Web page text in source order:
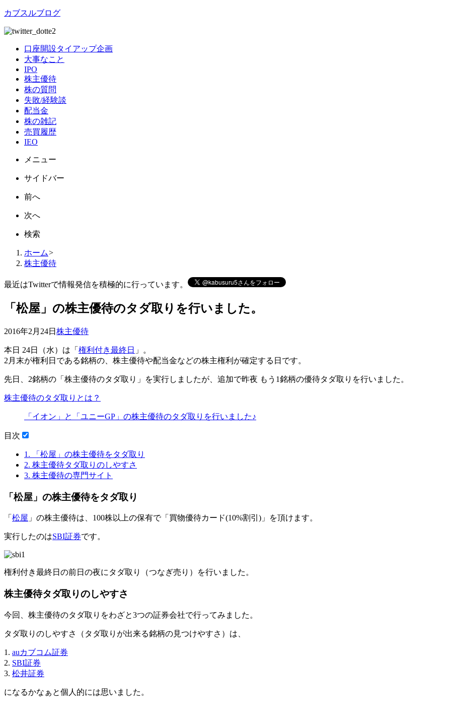
カブスルブログ
口座開設タイアップ企画
大事なこと
IPO
株主優待
株の質問
失敗/経験談
配当金
株の雑記
売買履歴
IEO
メニュー
サイドバー
前へ
次へ
検索
ホーム>
株主優待
最近はTwitterで情報発信を積極的に行っています。
「松屋」の株主優待のタダ取りを行いました。
2016年2月24日 株主優待
本日 24日（水）は「 権利付き最終日 」。
2月末が権利日である銘柄の、株主優待や配当金などの株主権利が確定する日 です。
先日、2銘柄の 「株主優待のタダ取り」 を実行しましたが、追加で昨夜 もう1銘柄の優待タダ取りを行いました。
株主優待のタダ取りとは？
「イオン」と「ユニーGP」の株主優待のタダ取りを行いました♪
目次
1. 「松屋」の株主優待をタダ取り
2. 株主優待タダ取りのしやすさ
3. 株主優待の専門サイト
「松屋」の株主優待をタダ取り
「 松屋 」の株主優待は、100株以上の保有で「買物優待カード(10%割引)」 を頂けます。
実行したのはSBI証券です。
権利付き最終日の前日の夜にタダ取り（つなぎ売り）を行いました。
株主優待タダ取りのしやすさ
今回、株主優待のタダ取りをわざと3つの証券会社で行ってみました。
タダ取りのしやすさ（タダ取りが出来る銘柄の見つけやすさ） は、
1. auカブコム証券
2. SBI証券
3. 松井証券
になるかなぁと個人的には思いました。